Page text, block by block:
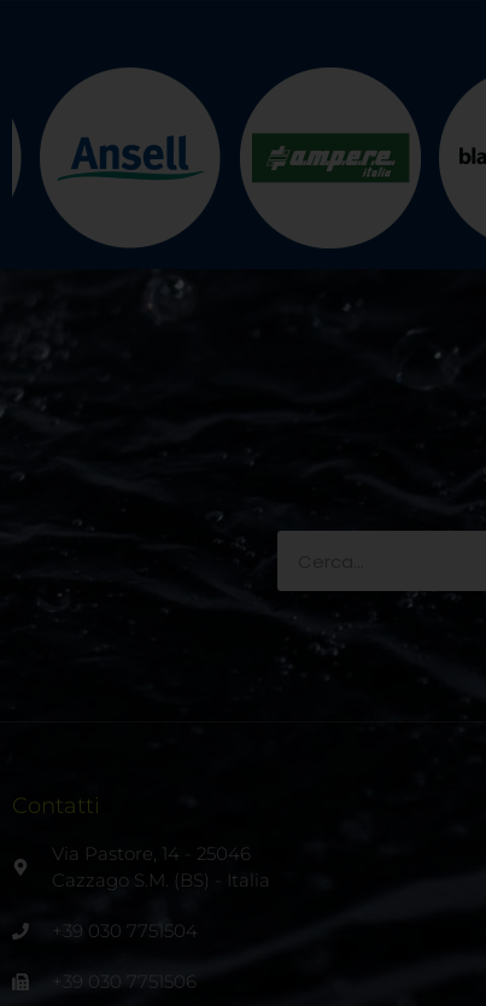
Contatti
Via Pastore, 14 - 25046
Cazzago S.M. (BS) - Italia
+39 030 7751504
+39 030 7751506